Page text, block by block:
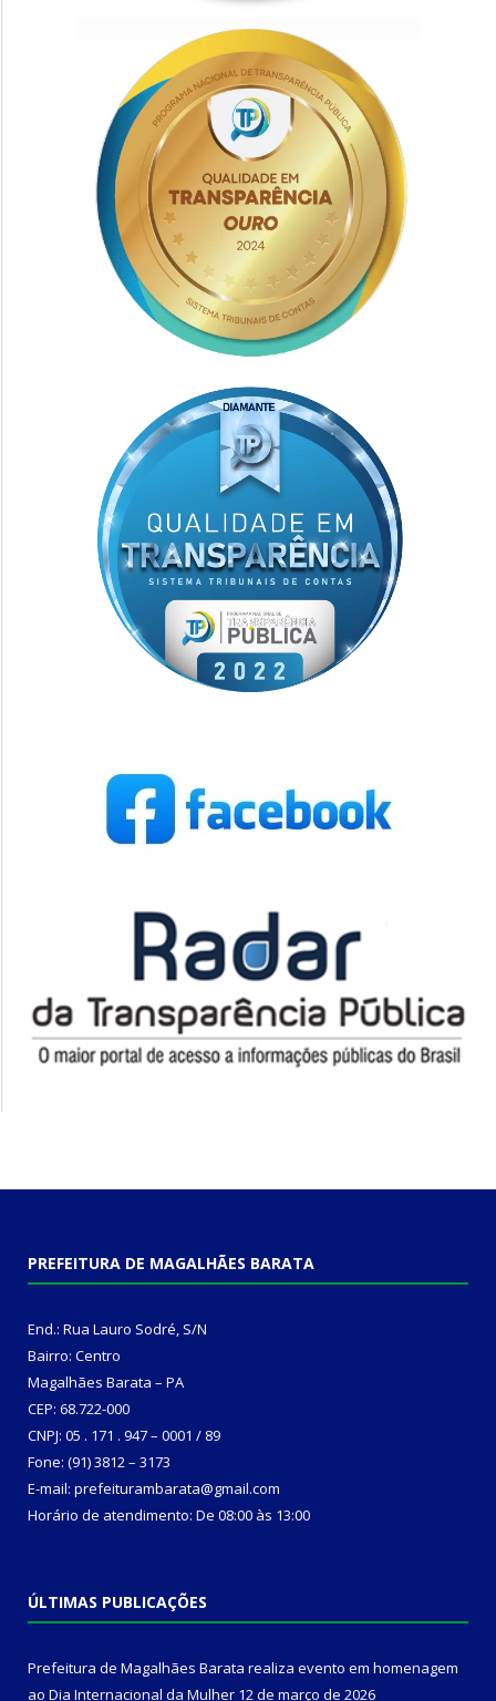
PREFEITURA DE MAGALHÃES BARATA
End.: Rua Lauro Sodré, S/N
Bairro: Centro
Magalhães Barata – PA
CEP: 68.722-000
CNPJ: 05 . 171 . 947 – 0001 / 89
Fone: (91) 3812 – 3173
E-mail: prefeiturambarata@gmail.com
Horário de atendimento: De 08:00 às 13:00
ÚLTIMAS PUBLICAÇÕES
Prefeitura de Magalhães Barata realiza evento em homenagem
ao Dia Internacional da Mulher 12 de março de 2026